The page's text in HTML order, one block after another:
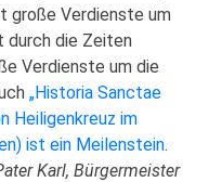
große Verdienste um
durch die Zeiten
Verdienste um die
„Historia Sanctae
Heiligenkreuz im
ist ein Meilenstein.
Karl, Bürgermeister